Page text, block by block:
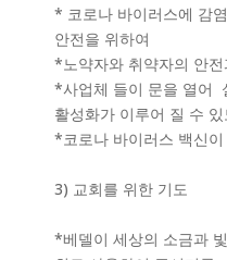
* 코로나 바이러스에 감
안전을 위하여
*노약자와 취약자의 안
*사업체 들이 문을 열어
활성화가 이루어 질 수 있
*코로나 바이러스 백신
3) 교회를 위한 기도
*베델이 세상의 소금과